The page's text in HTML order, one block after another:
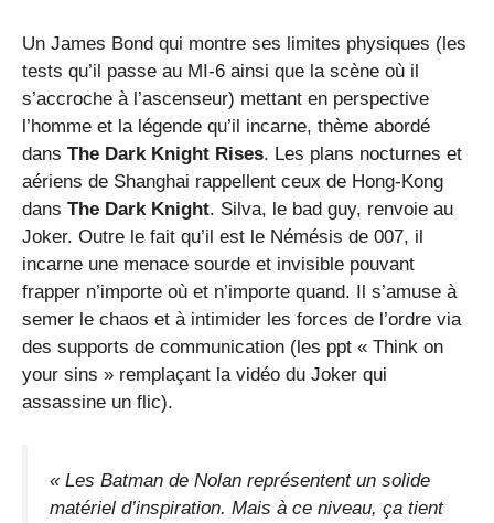
Un James Bond qui montre ses limites physiques (les
tests qu’il passe au MI-6 ainsi que la scène où il
s’accroche à l’ascenseur) mettant en perspective
l’homme et la légende qu’il incarne, thème abordé
dans The Dark Knight Rises. Les plans nocturnes et
aériens de Shanghai rappellent ceux de Hong-Kong
dans The Dark Knight. Silva, le bad guy, renvoie au
Joker. Outre le fait qu’il est le Némésis de 007, il
incarne une menace sourde et invisible pouvant
frapper n’importe où et n’importe quand. Il s’amuse à
semer le chaos et à intimider les forces de l’ordre via
des supports de communication (les ppt « Think on
your sins » remplaçant la vidéo du Joker qui
assassine un flic).
« Les Batman de Nolan représentent un solide
matériel d’inspiration. Mais à ce niveau, ça tient